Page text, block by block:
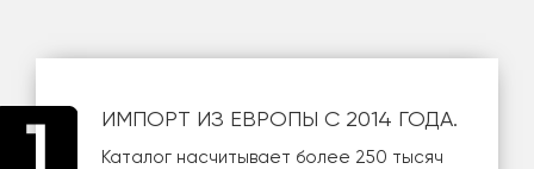
ИМПОРТ ИЗ ЕВРОПЫ С 2014 ГОДА.
Каталог насчитывает более 250 тысяч